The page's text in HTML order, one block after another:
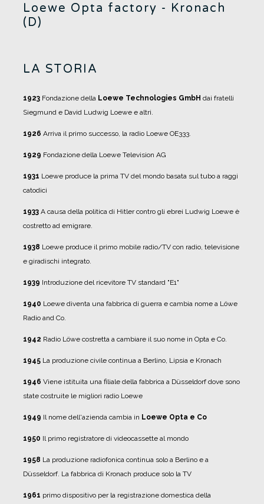
Loewe Opta factory - Kronach
(D)
LA STORIA
1923 Fondazione della Loewe Technologies GmbH dai fratelli
Siegmund e David Ludwig Loewe e altri.
1926 Arriva il primo successo, la radio Loewe OE333.
1929 Fondazione della Loewe Television AG
1931 Loewe produce la prima TV del mondo basata sul tubo a raggi
catodici
1933 A causa della politica di Hitler contro gli ebrei Ludwig Loewe è
costretto ad emigrare.
1938 Loewe produce il primo mobile radio/TV con radio, televisione
e giradischi integrato.
1939 Introduzione del ricevitore TV standard "E1"
1940 Loewe diventa una fabbrica di guerra e cambia nome a Löwe
Radio and Co.
1942 Radio Löwe costretta a cambiare il suo nome in Opta e Co.
1945 La produzione civile continua a Berlino, Lipsia e Kronach
1946 Viene istituita una filiale della fabbrica a Düsseldorf dove sono
state costruite le migliori radio Loewe
1949 Il nome dell'azienda cambia in Loewe Opta e Co
1950 Il primo registratore di videocassette al mondo
1958 La produzione radiofonica continua solo a Berlino e a
Düsseldorf. La fabbrica di Kronach produce solo la TV
1961 primo dispositivo per la registrazione domestica della